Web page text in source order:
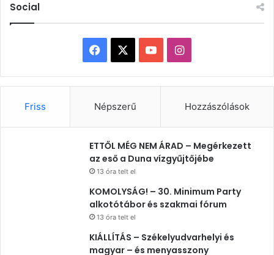
Social
Facebook YouTubeInstagram
Friss Népszerű Hozzászólások
ETTŐL MÉG NEM ÁRAD – Megérkezett
az eső a Duna vízgyűjtőjébe
13 óra telt el
KOMOLYSÁG! – 30. Minimum Party
alkotótábor és szakmai fórum
13 óra telt el
KIÁLLÍTÁS – Székelyudvarhelyi és
magyar – és menyasszony